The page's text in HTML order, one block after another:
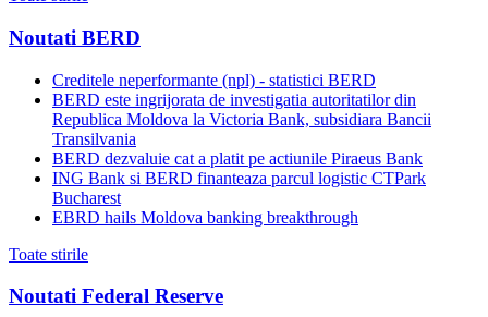
Noutati BERD
Creditele neperformante (npl) - statistici BERD
BERD este ingrijorata de investigatia autoritatilor din
Republica Moldova la Victoria Bank, subsidiara Bancii
Transilvania
BERD dezvaluie cat a platit pe actiunile Piraeus Bank
ING Bank si BERD finanteaza parcul logistic CTPark
Bucharest
EBRD hails Moldova banking breakthrough
Toate stirile
Noutati Federal Reserve